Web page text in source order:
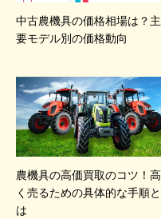
中古農機具の価格相場は？主
要モデル別の価格動向
農機具の高価買取のコツ！高
く売るための具体的な手順と
は